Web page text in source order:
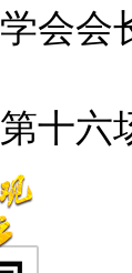
会会
十六